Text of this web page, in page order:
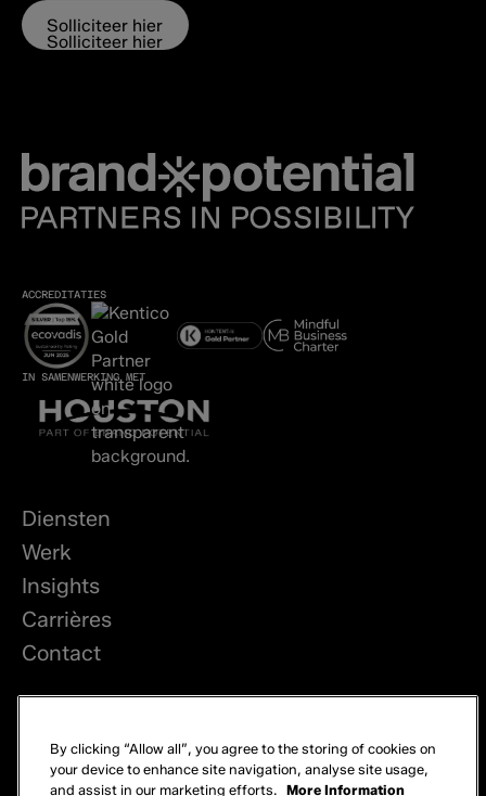
Solliciteer hier
Solliciteer hier
ACCREDITATIES
IN SAMENWERKING MET
Diensten
Werk
Insights
Carrières
Contact
Privacy
By clicking “Allow all”, you agree to the storing of cookies on
your device to enhance site navigation, analyse site usage,
and assist in our marketing efforts. More Information